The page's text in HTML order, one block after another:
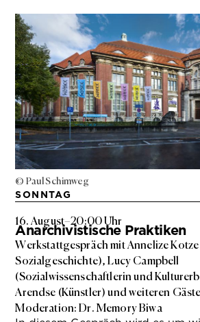
© Paul Schimweg
SONNTAG
16. August–20:00 Uhr
Anarchivistische Praktiken
Werkstattgespräch mit Annelize
Sozialgeschichte), Lucy Campbell
(Sozialwissenschaftlerin und
Arendse (Künstler) und weiteren
Moderation: Dr. Memory Biwa